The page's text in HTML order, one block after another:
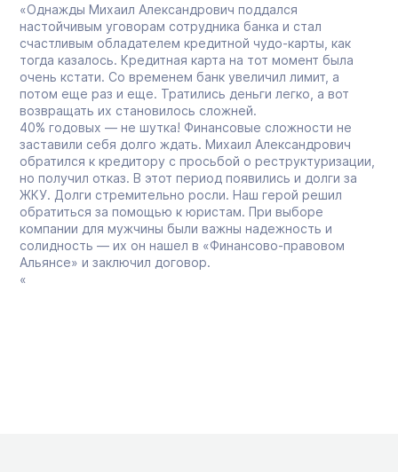
«Однажды Михаил Александрович поддался
настойчивым уговорам сотрудника банка и стал
счастливым обладателем кредитной чудо-карты, как
тогда казалось. Кредитная карта на тот момент была
очень кстати. Со временем банк увеличил лимит, а
потом еще раз и еще. Тратились деньги легко, а вот
возвращать их становилось сложней.
40% годовых — не шутка! Финансовые сложности не
заставили себя долго ждать. Михаил Александрович
обратился к кредитору с просьбой о реструктуризации,
но получил отказ. В этот период появились и долги за
ЖКУ. Долги стремительно росли. Наш герой решил
обратиться за помощью к юристам. При выборе
компании для мужчины были важны надежность и
солидность — их он нашел в «Финансово-правовом
Альянсе» и заключил договор.
«